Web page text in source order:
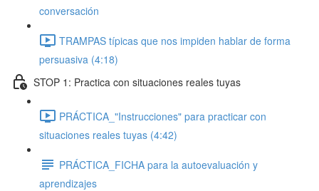
conversación
TRAMPAS típicas que nos impiden hablar de forma
persuasiva (4:18)
STOP 1: Practica con situaciones reales tuyas
PRÁCTICA_"Instrucciones" para practicar con
situaciones reales tuyas (4:42)
PRÁCTICA_FICHA para la autoevaluación y
aprendizajes